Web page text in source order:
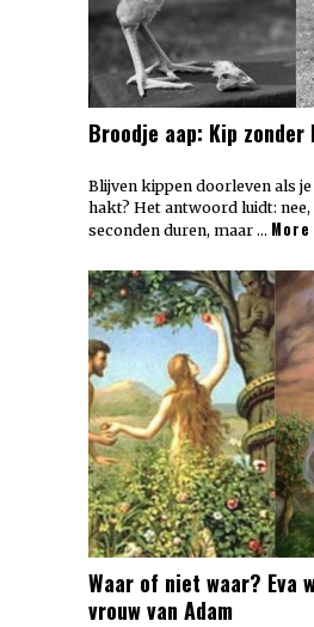
Broodje aap: Kip zonder
Blijven kippen doorleven als
hakt? Het antwoord luidt: nee,
seconden duren, maar … More
Waar of niet waar? Eva
vrouw van Adam